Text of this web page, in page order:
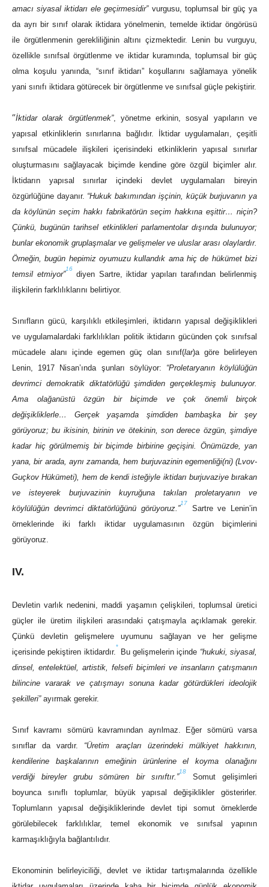
amacı siyasal iktidarı ele geçirmesidir”vurgusu, toplumsal bir güç ya
da ayrı bir sınıf olarak iktidara yönelmenin, temelde iktidar öngörüsü
ile örgütlenmenin gerekliliğinin altını çizmektedir. Lenin bu vurguyu,
özellikle sınıfsal örgütlenme ve iktidar kuramında, toplumsal bir güç
olma koşulu yanında, “sınıf iktidarı” koşullarını sağlamaya yönelik
yani sınıfı iktidara götürecek bir örgütlenme ve sınıfsal güçle pekiştirir.
“İktidar olarak örgütlenmek”, yönetme erkinin, sosyal yapıların ve
yapısal etkinliklerin sınırlarına bağlıdır. İktidar uygulamaları, çeşitli
sınıfsal mücadele ilişkileri içerisindeki etkinliklerin yapısal sınırlar
oluşturmasını sağlayacak biçimde kendine göre özgül biçimler alır.
İktidarın yapısal sınırlar içindeki devlet uygulamaları bireyin
özgürlüğüne dayanır. “Hukuk bakımından işçinin, küçük burjuvanın ya
da köylünün seçim hakkı fabrikatörün seçim hakkına eşittir… niçin?
Çünkü, bugünün tarihsel etkinlikleri parlamentolar dışında bulunuyor;
bunlar ekonomik gruplaşmalar ve gelişmeler ve uluslar arası olaylardır.
Örneğin, bugün hepimiz oyumuzu kullandık ama hiç de hükümet bizi
temsil etmiyor”
16
diyen Sartre, iktidar yapıları tarafından belirlenmiş
ilişkilerin farklılıklarını belirtiyor.
Sınıfların gücü, karşılıklı etkileşimleri, iktidarın yapısal değişiklikleri
ve uygulamalardaki farklılıkları politik iktidarın gücünden çok sınıfsal
mücadele alanı içinde egemen güç olan sınıf(lar)a göre belirleyen
Lenin, 1917 Nisan’ında şunları söylüyor: “Proletaryanın köylülüğün
devrimci demokratik diktatörlüğü şimdiden gerçekleşmiş bulunuyor.
Ama olağanüstü özgün bir biçimde ve çok önemli birçok
değişikliklerle… Gerçek yaşamda şimdiden bambaşka bir şey
görüyoruz; bu ikisinin, birinin ve ötekinin, son derece özgün, şimdiye
kadar hiç görülmemiş bir biçimde birbirine geçişini. Önümüzde, yan
yana, bir arada, aynı zamanda, hem burjuvazinin egemenliği(ni) (Lvov-
Guçkov Hükümeti), hem de kendi isteğiyle iktidarı burjuvaziye bırakan
ve isteyerek burjuvazinin kuyruğuna takılan proletaryanın ve
köylülüğün devrimci diktatörlüğünü görüyoruz.”
17
Sartre ve Lenin’in
örneklerinde iki farklı iktidar uygulamasının özgün biçimlerini
görüyoruz.
IV.
Devletin varlık nedenini, maddi yaşamın çelişkileri, toplumsal üretici
güçler ile üretim ilişkileri arasındaki çatışmayla açıklamak gerekir.
Çünkü devletin gelişmelere uyumunu sağlayan ve her gelişme
içerisinde pekiştiren iktidardır.
*
Bu gelişmelerin içinde “hukuki, siyasal,
dinsel, entelektüel, artistik, felsefi biçimleri ve insanların çatışmanın
bilincine vararak ve çatışmayı sonuna kadar götürdükleri ideolojik
şekilleri”ayırmak gerekir.
Sınıf kavramı sömürü kavramından ayrılmaz. Eğer sömürü varsa
sınıflar da vardır. “Üretim araçları üzerindeki mülkiyet hakkının,
kendilerine başkalarının emeğinin ürünlerine el koyma olanağını
verdiği bireyler grubu sömüren bir sınıftır.”
18
Somut gelişimleri
boyunca sınıflı toplumlar, büyük yapısal değişiklikler gösterirler.
Toplumların yapısal değişikliklerinde devlet tipi somut örneklerde
görülebilecek farklılıklar, temel ekonomik ve sınıfsal yapının
karmaşıklığıyla bağlantılıdır.
Ekonominin belirleyiciliği, devlet ve iktidar tartışmalarında özellikle